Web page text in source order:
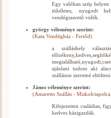
Egy valóban szép helyen
tökéletes, nyugodt
vendégszeretõ vidék.
györgy véleménye szerint:
(Kata Vendégház - Fertőd)
a szálláshely
ajánlani tudom aki
szálláson szeretné
János véleménye szerint:
(Amaretto Szállás -
Kifejezetten családias,
kedves házigazdák.